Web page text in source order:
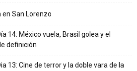
San Lorenzo
14: México vuela, Brasil golea y el
definición
13: Cine de terror y la doble vara de la